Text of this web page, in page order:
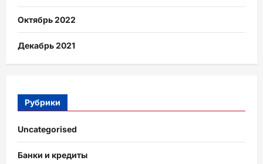
Октябрь 2022
Декабрь 2021
Рубрики
Uncategorised
Банки и кредиты